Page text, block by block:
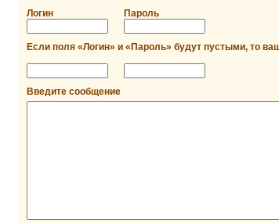
Логин Пароль
Если поля «Логин» и «Пароль» будут пустыми, то
Введите сообщение